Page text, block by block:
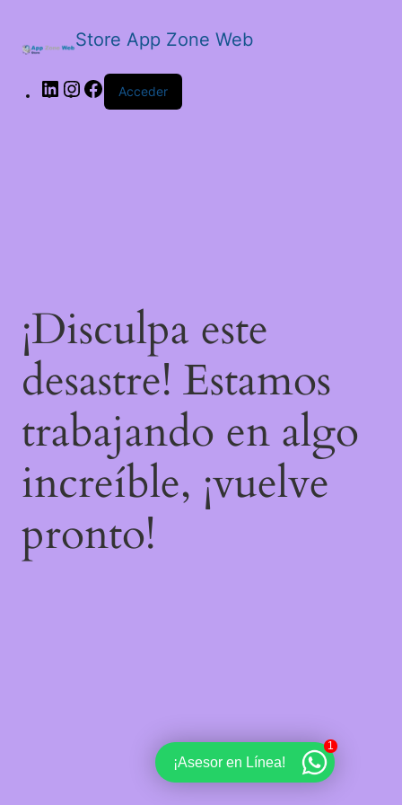
Store App Zone Web
LinkedInInstagram
Facebook
Acceder
¡Disculpa este
desastre! Estamos
trabajando en algo
increíble, ¡vuelve
pronto!
¡Asesor en Línea!
1